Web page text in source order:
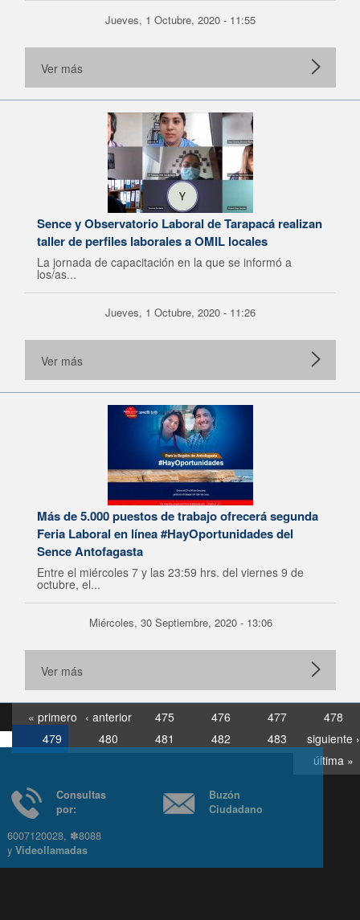
Jueves, 1 Octubre, 2020 - 11:55
Ver más
Sence y Observatorio Laboral de Tarapacá realizan
taller de perfiles laborales a OMIL locales
La jornada de capacitación en la que se informó a
los/as...
Jueves, 1 Octubre, 2020 - 11:26
Ver más
Más de 5.000 puestos de trabajo ofrecerá segunda
Feria Laboral en línea #HayOportunidades del
Sence Antofagasta
Entre el miércoles 7 y las 23:59 hrs. del viernes 9 de
octubre, el...
Miércoles, 30 Septiembre, 2020 - 13:06
Ver más
« primero ‹ anterior 475 476 477
478
479
480 481 482 483
siguiente ›
última »
Consultas
6007120028, ✽8088
yVideollamadas
Ciudadano